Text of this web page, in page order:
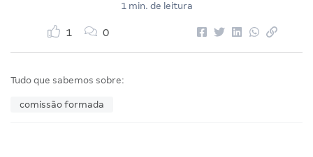
1 min. de leitura
1 0
Tudo que sabemos sobre:
comissão formada